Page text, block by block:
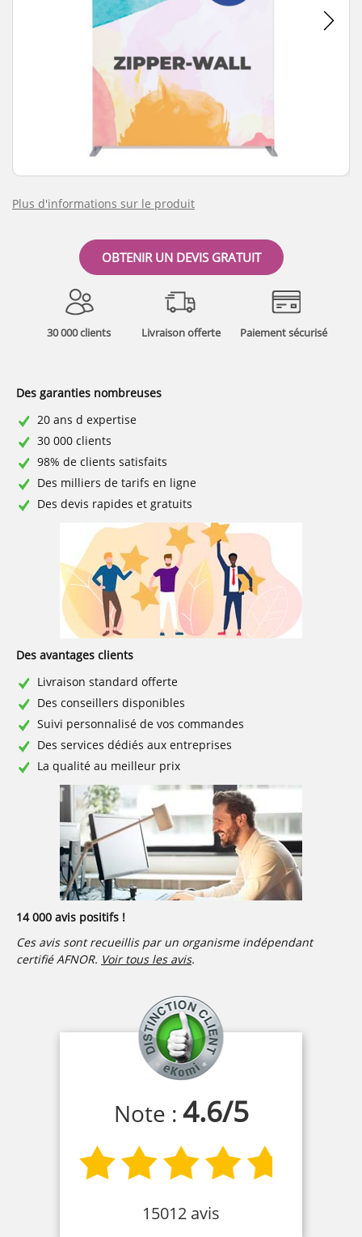
Plus d'informations sur le produit
OBTENIR UN DEVIS GRATUIT
30 000 clients Livraison offerte Paiement sécurisé
Des garanties nombreuses
20 ans d expertise
30 000 clients
98% de clients satisfaits
Des milliers de tarifs en ligne
Des devis rapides et gratuits
Des avantages clients
Livraison standard offerte
Des conseillers disponibles
Suivi personnalisé de vos commandes
Des services dédiés aux entreprises
La qualité au meilleur prix
14 000 avis positifs !
Ces avis sont recueillis par un organisme indépendant
certifié AFNOR. Voir tous les avis.
Note : 4.6/5
15012 avis